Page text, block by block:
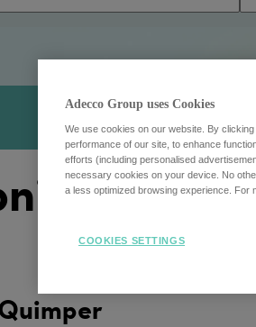
Adecco Group uses Cookies
We use cookies on our website. By
performance of our site, to enhance
efforts (including personalised
necessary cookies on your device. No
a less optimized browsing experience. For
COOKIES SETTINGS